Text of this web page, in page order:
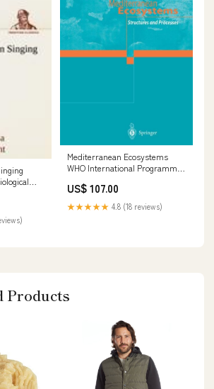
-
Mediterranean Ecosystems
WHO International Programme
US$ 107.00
★★★★★ 4.8 (18 reviews)
Products